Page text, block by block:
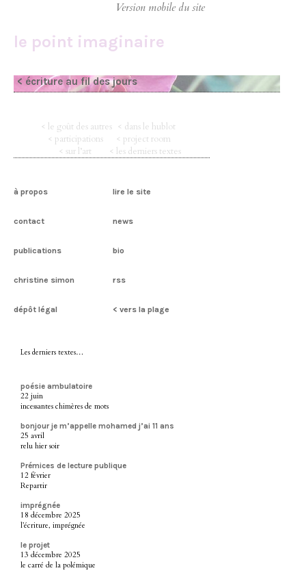
le point imaginaire
< écriture au fil des jours
< le goût des autres < dans le hublot
< participations
< project room
< sur l’art
< les derniers textes
à propos lire le site
contact news
publications bio
christine simon rss
dépôt légal < vers la plage
Les derniers textes…
poésie ambulatoire
22 juin
incessantes chimères de mots
bonjour je m’appelle mohamed j’ai 11 ans
25 avril
relu hier soir
Prémices de lecture publique
12 février
Repartir
imprégnée
18 décembre 2025
l’écriture, imprégnée
le projet
13 décembre 2025
le carré de la polémique